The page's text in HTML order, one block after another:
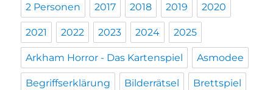
2 Personen 2017 2018 2019 2020
2021 2022 2023 2024 2025
Arkham Horror - Das Kartenspiel Asmodee
Begriffserklärung Bilderrätsel Brettspiel